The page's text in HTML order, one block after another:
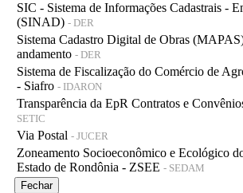
SIC - Sistema de Informações Cadastrais -
(SINAD) - DER
Sistema Cadastro Digital de Obras
andamento - DER
Sistema de Fiscalização do Comércio de
- Siafro - IDARON
Transparência da EpR Contratos e
SETIC
Via Postal - JUCER
Zoneamento Socioeconômico e Ecológico
Estado de Rondônia - ZSEE - SEDAM
Fechar